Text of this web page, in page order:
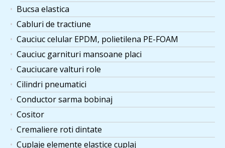
Bucsa elastica
Cabluri de tractiune
Cauciuc celular EPDM, polietilena PE-FOAM
Cauciuc garnituri mansoane placi
Cauciucare valturi role
Cilindri pneumatici
Conductor sarma bobinaj
Cositor
Cremaliere roti dintate
Cuplaje elemente elastice cuplaj